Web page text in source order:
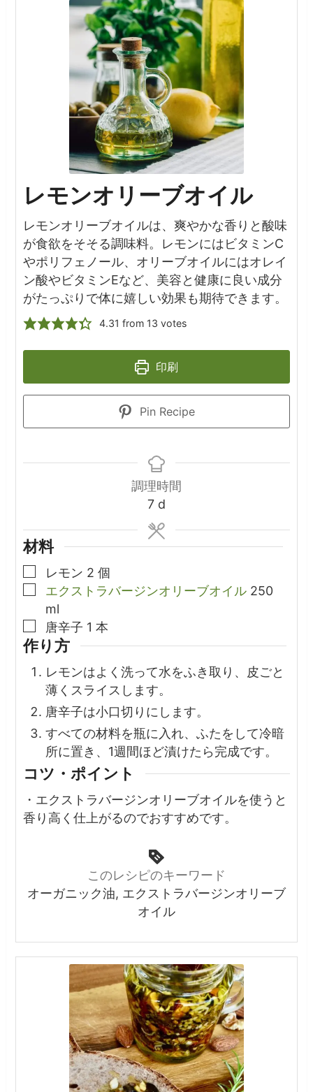
レモンオリーブオイル
レモンオリーブオイルは、爽やかな香りと酸味
が食欲をそそる調味料。レモンにはビタミンC
やポリフェノール、オリーブオイルにはオレイ
ン酸やビタミンEなど、美容と健康に良い成分
がたっぷりで体に嬉しい効果も期待できます。
4.31 from 13 votes
印刷
Pin Recipe
調理時間
7days
d
材料
▢
レモン 2 個
▢
エクストラバージンオリーブオイル 250
ml
▢
唐辛子 1 本
作り方
レモンはよく洗って水をふき取り、皮ごと
薄くスライスします。
唐辛子は小口切りにします。
すべての材料を瓶に入れ、ふたをして冷暗
所に置き、1週間ほど漬けたら完成です。
コツ・ポイント
・エクストラバージンオリーブオイルを使うと
香り高く仕上がるのでおすすめです。
このレシピのキーワード
オーガニック油, エクストラバージンオリーブ
オイル